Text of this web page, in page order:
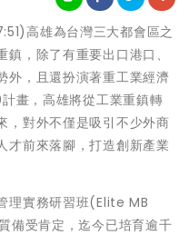
高雄為台灣三大都會區之
，除了有重要出口港口、
外，且還扮演著重工業經濟
畫，高雄將從工業重鎮轉
，對外不僅是吸引不少外商
才前來落腳，打造創新產業
理實務研習班(Elite MB
備受肯定，迄今已培育逾千